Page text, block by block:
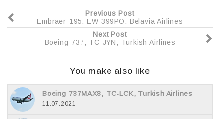
Previous Post
Embraer-195, EW-399PO, Belavia Airlines
Next Post
Boeing-737, TC-JYN, Turkish Airlines
You make also like
Boeing 737MAX8, TC-LCK, Turkish Airlines
11.07.2021